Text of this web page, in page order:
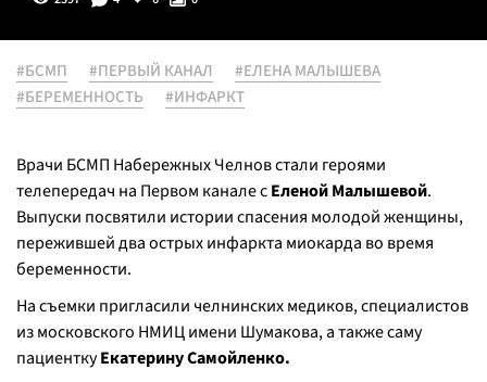
#БСМП #ПЕРВЫЙ КАНАЛ
#ЕЛЕНА МАЛЫШЕВА
#БЕРЕМЕННОСТЬ
#ИНФАРКТ
Врачи БСМП Набережных Челнов стали героями
телепередач на Первом канале сЕленой Малышевой.
Выпуски посвятили истории спасения молодой женщины,
пережившей два острых инфаркта миокарда во время
беременности.
На съемки пригласили челнинских медиков, специалистов
из московского НМИЦ имени Шумакова, а также саму
пациенткуЕкатерину Самойленко.